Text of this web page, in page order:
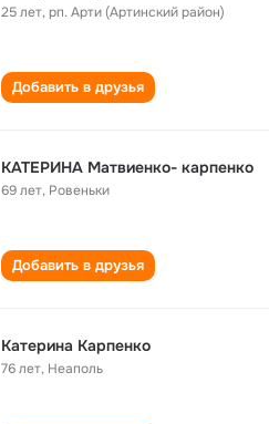
25 лет,рп. Арти (Артинский район)
Добавить в друзья
КАТЕРИНА Матвиенко- карпенко
69 лет, Ровеньки
Добавить в друзья
Катерина Карпенко
76 лет, Неаполь